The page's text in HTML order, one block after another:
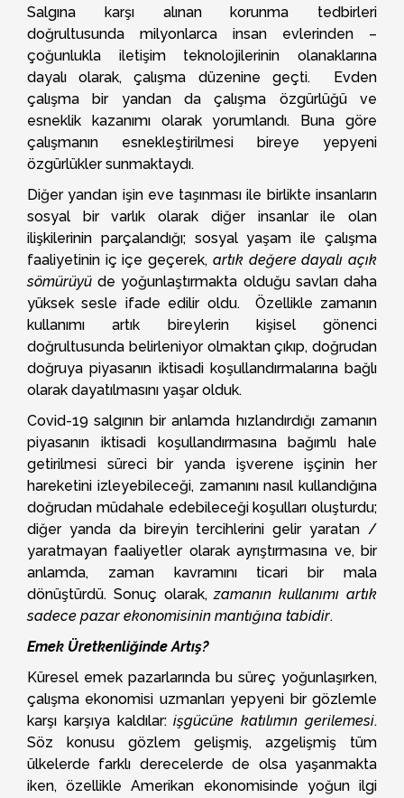
Salgına karşı alınan korunma tedbirleri
doğrultusunda milyonlarca insan evlerinden –
çoğunlukla iletişim teknolojilerinin olanaklarına
dayalı olarak, çalışma düzenine geçti. Evden
çalışma bir yandan da çalışma özgürlüğü ve
esneklik kazanımı olarak yorumlandı. Buna göre
çalışmanın esnekleştirilmesi bireye yepyeni
özgürlükler sunmaktaydı.
Diğer yandan işin eve taşınması ile birlikte insanların
sosyal bir varlık olarak diğer insanlar ile olan
ilişkilerinin parçalandığı; sosyal yaşam ile çalışma
faaliyetinin iç içe geçerek, artık değere dayalı açık
sömürüyü de yoğunlaştırmakta olduğu savları daha
yüksek sesle ifade edilir oldu. Özellikle zamanın
kullanımı artık bireylerin kişisel gönenci
doğrultusunda belirleniyor olmaktan çıkıp, doğrudan
doğruya piyasanın iktisadi koşullandırmalarına bağlı
olarak dayatılmasını yaşar olduk.
Covid-19 salgının bir anlamda hızlandırdığı zamanın
piyasanın iktisadi koşullandırmasına bağımlı hale
getirilmesi süreci bir yanda işverene işçinin her
hareketini izleyebileceği, zamanını nasıl kullandığına
doğrudan müdahale edebileceği koşulları oluşturdu;
diğer yanda da bireyin tercihlerini gelir yaratan /
yaratmayan faaliyetler olarak ayrıştırmasına ve, bir
anlamda, zaman kavramını ticari bir mala
dönüştürdü. Sonuç olarak,zamanın kullanımı artık
sadece pazar ekonomisinin mantığına tabidir.
Emek Üretkenliğinde Artış?
Küresel emek pazarlarında bu süreç yoğunlaşırken,
çalışma ekonomisi uzmanları yepyeni bir gözlemle
karşı karşıya kaldılar:işgücüne katılımın gerilemesi.
Söz konusu gözlem gelişmiş, azgelişmiş tüm
ülkelerde farklı derecelerde de olsa yaşanmakta
iken, özellikle Amerikan ekonomisinde yoğun ilgi